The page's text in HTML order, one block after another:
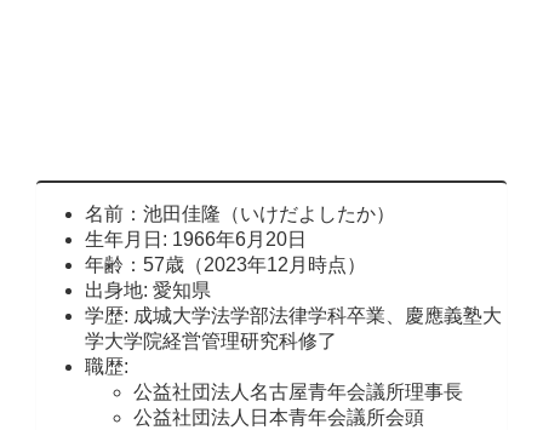
名前：池田佳隆（いけだよしたか）
生年月日: 1966年6月20日
年齢：57歳（2023年12月時点）
出身地: 愛知県
学歴: 成城大学法学部法律学科卒業、慶應義塾大
学大学院経営管理研究科修了
職歴:
公益社団法人名古屋青年会議所理事長
公益社団法人日本青年会議所会頭